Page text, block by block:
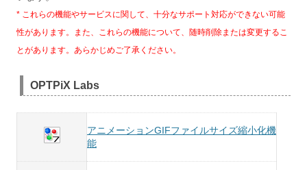
* これらの機能やサービスに関して、十分なサポート対応ができない可能
性があります。また、これらの機能について、随時削除または変更するこ
とがあります。あらかじめご了承ください。
OPTPiX Labs
アニメーションGIFファイルサイズ縮小化機
能